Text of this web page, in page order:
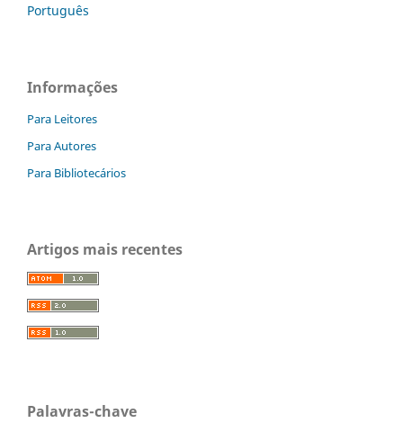
Português
Informações
Para Leitores
Para Autores
Para Bibliotecários
Artigos mais recentes
Palavras-chave